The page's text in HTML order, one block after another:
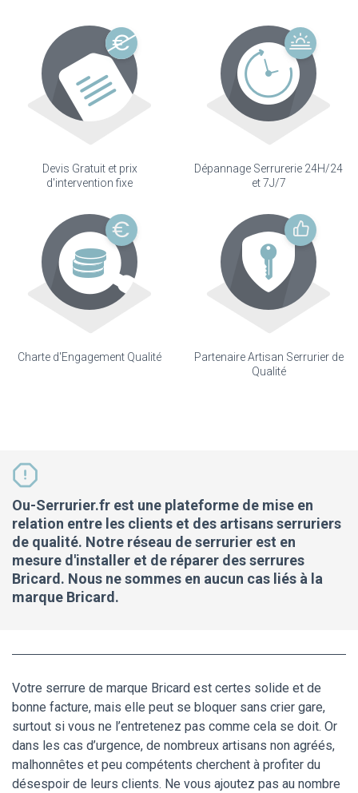
Devis Gratuit et prix
d'intervention fixe
Dépannage Serrurerie 24H/24
et 7J/7
Charte d'Engagement Qualité
Partenaire Artisan Serrurier de
Qualité
Ou-Serrurier.fr est une plateforme de mise en
relation entre les clients et des artisans serruriers
de qualité. Notre réseau de serrurier est en
mesure d'installer et de réparer des serrures
Bricard. Nous ne sommes en aucun cas liés à la
marque Bricard.
Votre serrure de marque Bricard est certes solide et de
bonne facture, mais elle peut se bloquer sans crier gare,
surtout si vous ne l’entretenez pas comme cela se doit. Or
dans les cas d’urgence, de nombreux artisans non agréés,
malhonnêtes et peu compétents cherchent à profiter du
désespoir de leurs clients. Ne vous ajoutez pas au nombre